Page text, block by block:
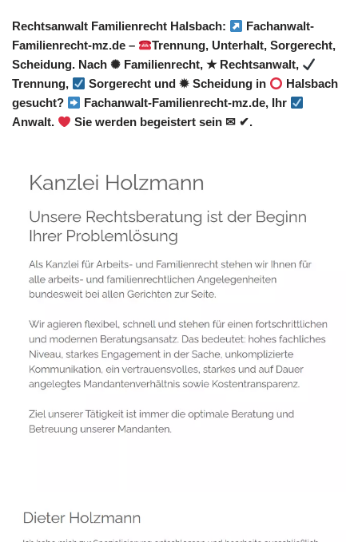
Rechtsanwalt Familienrecht Halsbach:
Fachanwalt-
Familienrecht-mz.de –
Trennung, Unterhalt, Sorgerecht,
Scheidung. Nach ✺ Familienrecht, ★ Rechtsanwalt,
Trennung,
Sorgerecht und ✹ Scheidung in
Halsbach
gesucht?
Fachanwalt-Familienrecht-mz.de, Ihr
Anwalt.
Sie werden begeistert sein ✉ ✔.